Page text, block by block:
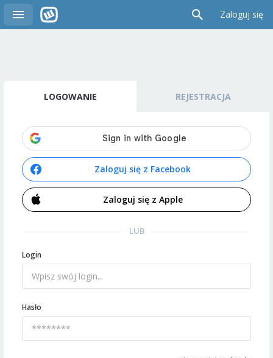
Zaloguj się
LOGOWANIE REJESTRACJA
Zaloguj się z Facebook
Zaloguj się z Apple
LUB
Login
Hasło